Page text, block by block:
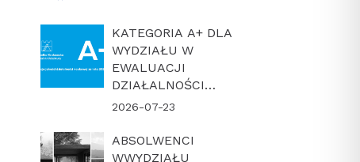
KATEGORIA A+ DLA
WYDZIAŁU W
EWALUACJI
DZIAŁALNOŚCI
NAUKOWEJ W
2026-07-23
ABSOLWENCI
WWYDZIAŁU